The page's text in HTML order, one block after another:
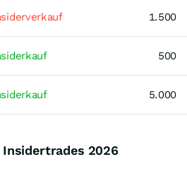
1.500
500
5.000
Insidertrades 2026